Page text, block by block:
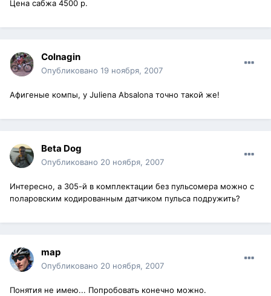
Цена сабжа 4500 р.
Colnagin
Опубликовано 19 ноября, 2007
Афигеные компы, у Juliena Absalona точно такой же!
Beta Dog
Опубликовано 20 ноября, 2007
Интересно, а 305-й в комплектации без пульсомера можно с
поларовским кодированным датчиком пульса подружить?
map
Опубликовано 20 ноября, 2007
Понятия не имею... Попробовать конечно можно.